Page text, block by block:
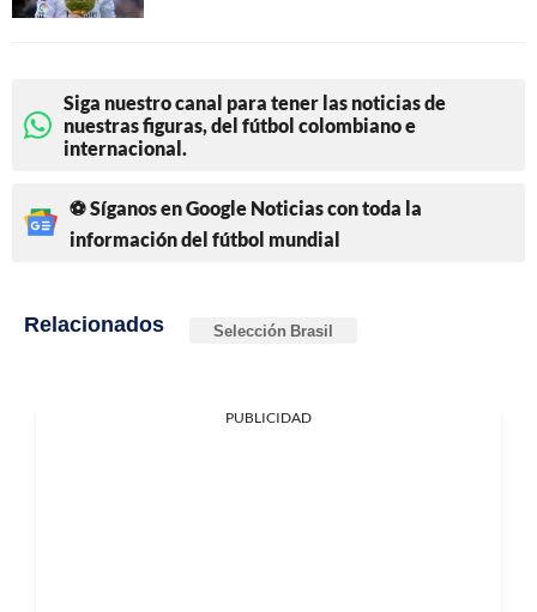
Siga nuestro canal para tener las noticias de
nuestras figuras, del fútbol colombiano e
internacional.
⚽ Síganos en Google Noticias con toda la
información del fútbol mundial
Relacionados Selección Brasil
PUBLICIDAD